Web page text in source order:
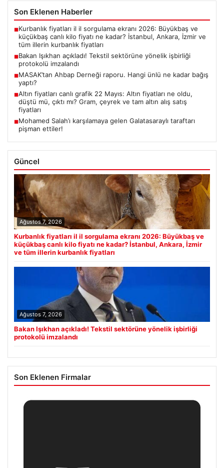
Son Eklenen Haberler
■Kurbanlık fiyatları il il sorgulama ekranı 2026: Büyükbaş ve
küçükbaş canlı kilo fiyatı ne kadar? İstanbul, Ankara, İzmir ve
tüm illerin kurbanlık fiyatları
■Bakan Işıkhan açıkladı! Tekstil sektörüne yönelik işbirliği
protokolü imzalandı
■MASAK’tan Ahbap Derneği raporu. Hangi ünlü ne kadar bağış
yaptı?
■Altın fiyatları canlı grafik 22 Mayıs: Altın fiyatları ne oldu,
düştü mü, çıktı mı? Gram, çeyrek ve tam altın alış satış
fiyatları
■Mohamed Salah’ı karşılamaya gelen Galatasaraylı taraftarı
pişman ettiler!
Güncel
Ağustos 7, 2026
Kurbanlık fiyatları il il sorgulama ekranı 2026: Büyükbaş ve
küçükbaş canlı kilo fiyatı ne kadar? İstanbul, Ankara, İzmir
ve tüm illerin kurbanlık fiyatları
Ağustos 7, 2026
Bakan Işıkhan açıkladı! Tekstil sektörüne yönelik işbirliği
protokolü imzalandı
Son Eklenen Firmalar